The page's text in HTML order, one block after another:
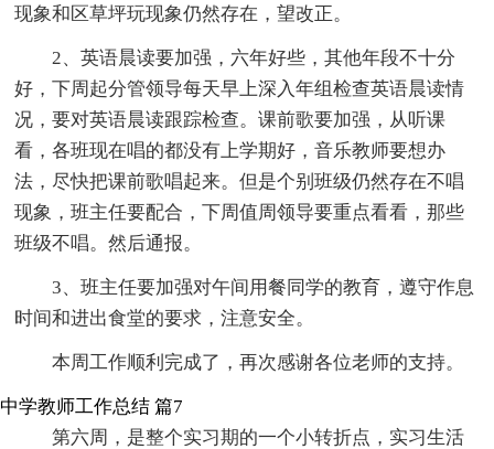
现象和区草坪玩现象仍然存在，望改正。
2、英语晨读要加强，六年好些，其他年段不十分
好，下周起分管领导每天早上深入年组检查英语晨读情
况，要对英语晨读跟踪检查。课前歌要加强，从听课
看，各班现在唱的都没有上学期好，音乐教师要想办
法，尽快把课前歌唱起来。但是个别班级仍然存在不唱
现象，班主任要配合，下周值周领导要重点看看，那些
班级不唱。然后通报。
3、班主任要加强对午间用餐同学的教育，遵守作息
时间和进出食堂的要求，注意安全。
本周工作顺利完成了，再次感谢各位老师的支持。
中学教师工作总结 篇7
第六周，是整个实习期的一个小转折点，实习生活